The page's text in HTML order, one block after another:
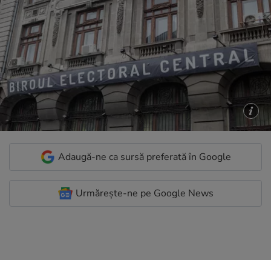
Adaugă-ne ca sursă preferată în Google
Urmărește-ne pe Google News